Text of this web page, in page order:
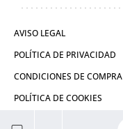
AVISO LEGAL
POLÍTICA DE PRIVACIDAD
CONDICIONES DE COMPRA
POLÍTICA DE COOKIES